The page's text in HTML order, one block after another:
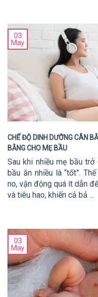
03
May
CHẾ ĐỘ DINH DƯỠNG CÂN
BẰNG CHO MẸ BẦU
Sau khi nhiều mẹ bầu
bầu ăn nhiều là “tốt”.
no, vận động quá ít dẫn
và tiêu hao, khiến cả bả ...
03
May